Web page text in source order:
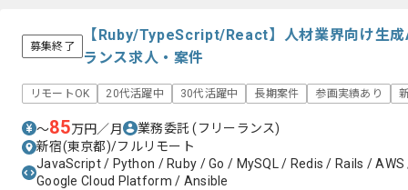
募集終了
【Ruby/TypeScript/React】人材業界向け生成
ランス求人・案件
リモートOK 20代活躍中 30代活躍中 長期案件 参画実績あり
〜85万円／月 業務委託(フリーランス)
新宿(東京都)/フルリモート
JavaScript / Python / Ruby / Go / MySQL / Redis / Rails /
Google Cloud Platform / Ansible